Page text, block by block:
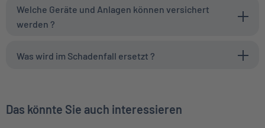
Welche Geräte und Anlagen können versichert
werden ?
Was wird im Schadenfall ersetzt ?
Das könnte Sie auch interessieren